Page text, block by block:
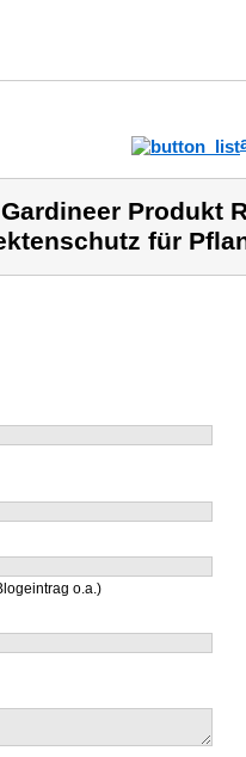
Produkt
für
o.a.)